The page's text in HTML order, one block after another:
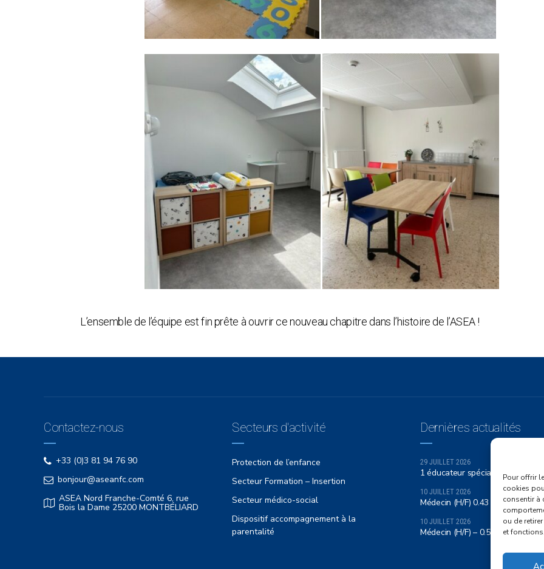
Pour offrir
cookies
consentir à
ou de
et fonctions.
L’ensemble de l’équipe est fin prête à ouvrir ce nouveau chapitre dans l’histoire de l’ASEA !
Contactez-nous
+33 (0)3 81 94 76 90
bonjour@aseanfc.com
ASEA Nord Franche-Comté 6, rue
Bois la Dame 25200 MONTBÉLIARD
Secteurs d'activité
Protection de l’enfance
Secteur Formation – Insertion
Secteur médico-social
Dispositif accompagnement à la
parentalité
Dernières actualités
29 JUILLET 2026
1 éducateur spécialisé (H/F) /
10 JUILLET 2026
Médecin (H/F) 0.43 ETP – CMPP
10 JUILLET 2026
Médecin (H/F) – 0.50 ETP CMPP